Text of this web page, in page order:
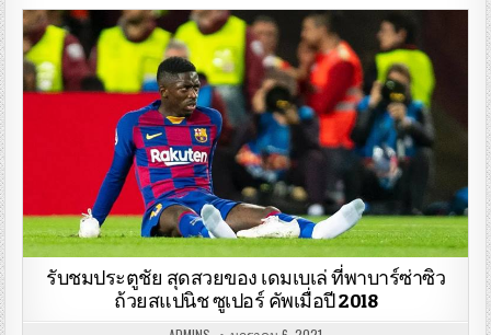
รับชมประตูชัย สุดสวยของ เดมเบเล่ ที่พาบาร์ซ่าซิว
ถ้วยสแปนิช ซูเปอร์ คัพเมื่อปี 2018